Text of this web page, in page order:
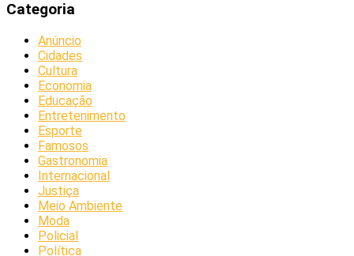
Categoria
Anúncio
Cidades
Cultura
Economia
Educação
Entretenimento
Esporte
Famosos
Gastronomia
Internacional
Justiça
Meio Ambiente
Moda
Policial
Política